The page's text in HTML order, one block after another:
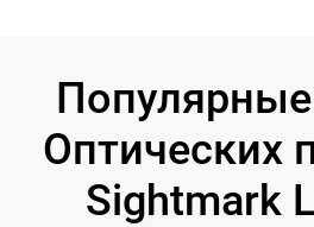
Оптических
Sightmark